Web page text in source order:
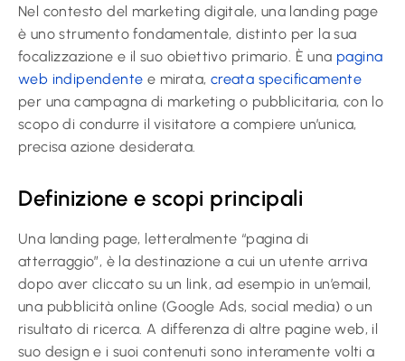
Nel contesto del marketing digitale, una landing page
è uno strumento fondamentale, distinto per la sua
focalizzazione e il suo obiettivo primario. È una pagina
web indipendente e mirata, creata specificamente
per una campagna di marketing o pubblicitaria, con lo
scopo di condurre il visitatore a compiere un’unica,
precisa azione desiderata.
Definizione e scopi principali
Una landing page, letteralmente “pagina di
atterraggio”, è la destinazione a cui un utente arriva
dopo aver cliccato su un link, ad esempio in un’email,
una pubblicità online (Google Ads, social media) o un
risultato di ricerca. A differenza di altre pagine web, il
suo design e i suoi contenuti sono interamente volti a